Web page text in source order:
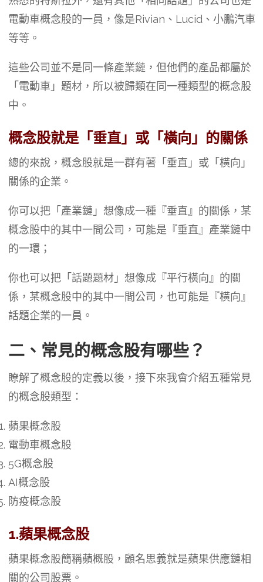
電動車概念股的一員，像是Rivian、Lucid、小鵬汽車
等等。
這些公司並不是同一條產業鏈，但他們的產品都屬於
「電動車」題材，所以被歸類在同一種類型的概念股
中。
概念股就是「垂直」或「橫向」的關係
總的來說，概念股就是一群有著「垂直」或「橫向」
關係的企業。
你可以把「產業鏈」想像成一種『垂直』的關係，某
概念股中的其中一間公司，可能是『垂直』產業鏈中
的一環；
你也可以把「話題題材」想像成『平行橫向』的關
係，某概念股中的其中一間公司，也可能是『橫向』
話題企業的一員。
二、常見的概念股有哪些？
瞭解了概念股的定義以後，接下來我會介紹五種常見
的概念股類型：
蘋果概念股
電動車概念股
5G概念股
AI概念股
防疫概念股
1.蘋果概念股
蘋果概念股簡稱蘋概股，顧名思義就是蘋果供應鏈相
關的公司股票。